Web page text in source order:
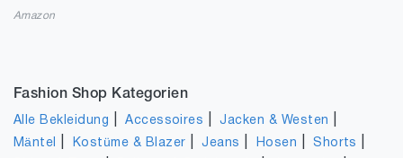
Amazon
Fashion Shop Kategorien
Alle Bekleidung |Accessoires |Jacken & Westen
Mäntel Kostüme & Blazer |Jeans Hosen |Shorts